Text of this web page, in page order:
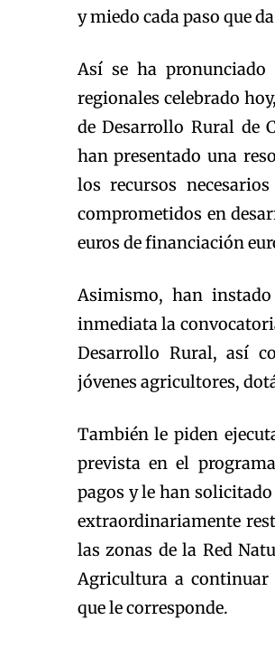
y miedo cada paso que
Así se ha
regionales celebrado
de Desarrollo Rural de
han presentado una
los recursos
comprometidos en
euros de financiación
Asimismo, han
inmediata la
Desarrollo Rural, así
jóvenes agricultores,
También le piden
prevista en el
pagos y le han
extraordinariamente
las zonas de la Red
Agricultura a continuar
que le corresponde.